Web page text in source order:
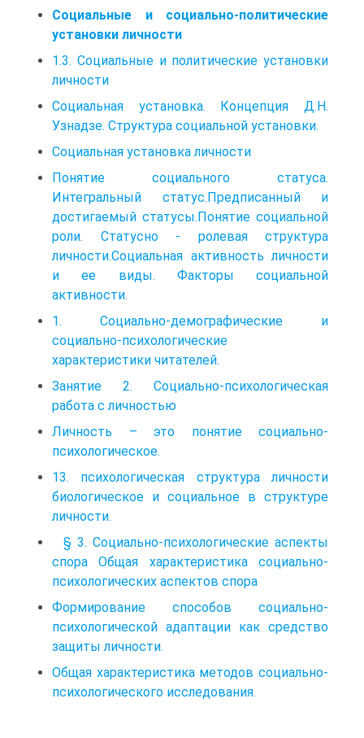
Социальные и социально-политические
установки личности
1.3. Социальные и политические установки
личности
Социальная установка. Концепция Д.Н.
Узнадзе. Структура социальной установки.
Социальная установка личности
Понятие социального статуса.
Интегральный статус.Предписанный и
достигаемый статусы.Понятие социальной
роли. Статусно - ролевая структура
личности.Социальная активность личности
и ее виды. Факторы социальной
активности.
1. Социально-демографические и
социально-психологические
характеристики читателей.
Занятие 2. Социально-психологическая
работа с личностью
Личность – это понятие социально-
психологическое.
13. психологическая структура личности
биологическое и социальное в структуре
личности.
§ 3. Социально-психологические аспекты
спора Общая характеристика социально-
психологических аспектов спора
Формирование способов социально-
психологической адаптации как средство
защиты личности.
Общая характеристика методов социально-
психологического исследования.